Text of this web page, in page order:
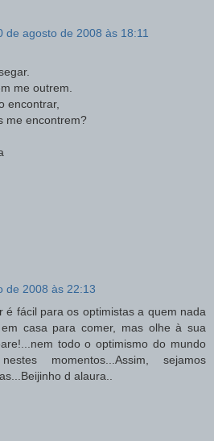
de agosto de 2008 às 18:11
me outrem.
encontrar,
me encontrem?
de 2008 às 22:13
é fácil para os optimistas a quem nada
casa para comer, mas olhe à sua
todo o optimismo do mundo
momentos...Assim, sejamos
d alaura..